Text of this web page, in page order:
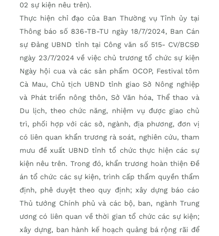
02 sự kiện nêu trên).
Thực hiện chỉ đạo của Ban Thường vụ Tỉnh ủy tại
Thông báo số 836-TB-TU ngày 18/7/2024, Ban Cán
sự Đảng UBND tỉnh tại Công văn số 515- CV/BCSĐ
ngày 23/7/2024 về việc chủ trương tổ chức sự kiện
Ngày hội cua và các sản phẩm OCOP, Festival tôm
Cà Mau, Chủ tịch UBND tỉnh giao Sở Nông nghiệp
và Phát triển nông thôn, Sở Văn hóa, Thể thao và
Du lịch, theo chức năng, nhiệm vụ được giao chủ
trì, phối hợp với các sở, ngành, địa phương, đơn vị
có liên quan khẩn trương rà soát, nghiên cứu, tham
mưu đề xuất UBND tỉnh tổ chức thực hiện các sự
kiện nêu trên. Trong đó, khẩn trương hoàn thiện Đề
án tổ chức các sự kiện, trình cấp thẩm quyền thẩm
định, phê duyệt theo quy định; xây dựng báo cáo
Thủ tướng Chính phủ và các bộ, ban, ngành Trung
ương có liên quan về thời gian tổ chức các sự kiện;
xây dựng, ban hành kế hoạch quảng bá rộng rãi để